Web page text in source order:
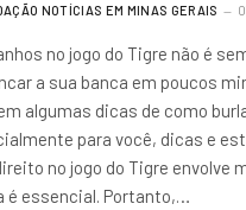
NOTÍCIAS EM MINAS GERAIS
no jogo do Tigre não é
a sua banca em poucos
algumas dicas de como
para você, dicas e
no jogo do Tigre
é essencial. Portanto,…